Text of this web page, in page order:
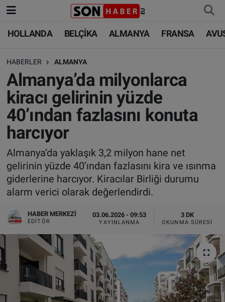
HOLLANDA BELÇİKA ALMANYA FRANSA
HABERLER ALMANYA
Almanya’da milyonlarca
kiracı gelirinin yüzde
40’ından fazlasını konuta
harcıyor
Almanya’da yaklaşık 3,2 milyon hane net
gelirinin yüzde 40’ından fazlasını kira ve ısınma
giderlerine harcıyor. Kiracılar Birliği durumu
alarm verici olarak değerlendirdi.
HABER MERKEZI
EDITÖR
03.06.2026 - 09:53
YAYINLANMA
3 DK
OKUNMA SÜRESI
HOLLANDA
BELÇİKA
ALMANYA
FRANSA
AVUSTURYA
SAĞLIK - YAŞAM
BİLİM-TEKNOLOJİ
HOLLANDA
BELÇİKA
ALMANYA
TÜRKİYE
DÜNYA
BİLİM-TEKNOLOJİ
SAĞLIK
FOTO GALERİ
VIDEO GALERİ
ALGEMENE VOORWAARDEN
CONTACT
Nöbetçi Eczaneler
Hava Durumu
Trafik Durumu
Süper Lig Puan Durumu ve Fikstür
Tüm Manşetler
Son Dakika Haberleri
Haber Arşivi